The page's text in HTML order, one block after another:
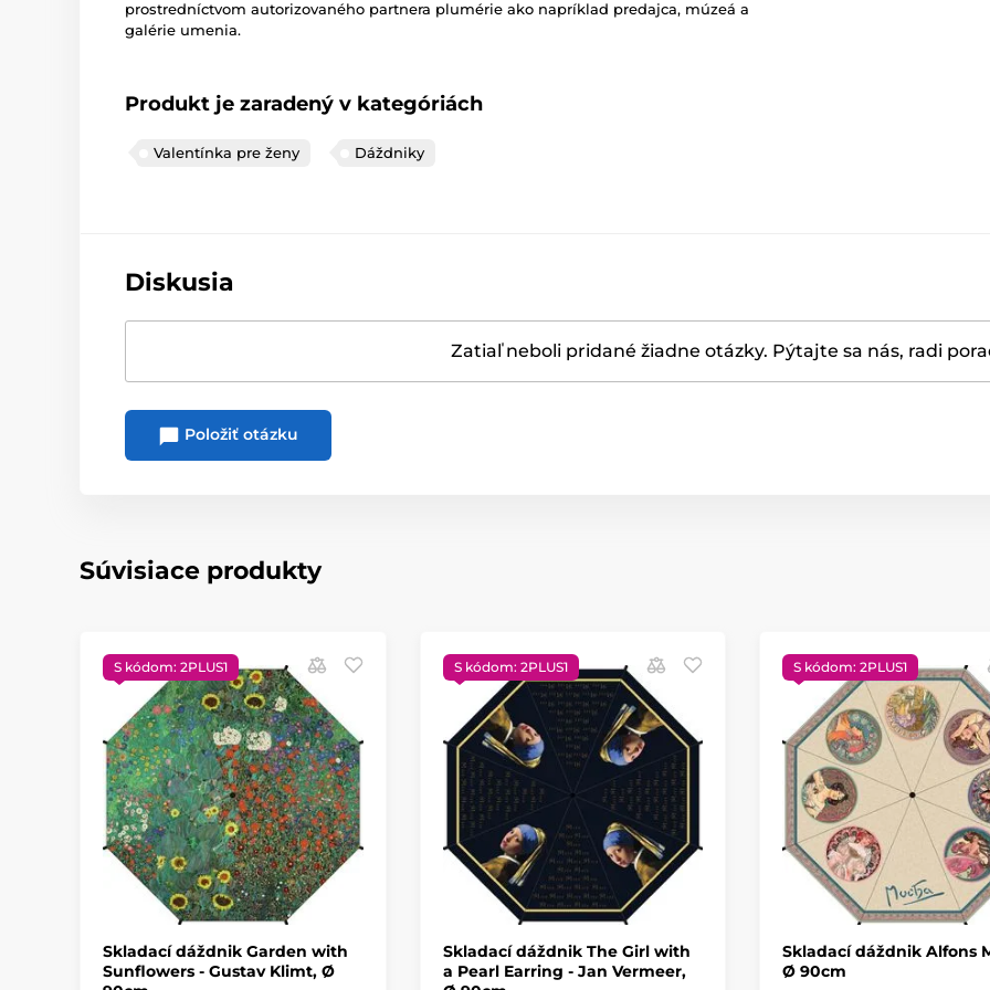
prostredníctvom autorizovaného partnera plumérie ako napríklad predajca, múzeá a
galérie umenia.
Produkt je zaradený v kategóriách
Valentínka pre ženy Dáždniky
Diskusia
Zatiaľ neboli pridané žiadne otázky. Pýtajte sa nás, radi
Položiť otázku
Súvisiace produkty
S kódom: 2PLUS1
Skladací dáždnik Garden with
Sunflowers - Gustav Klimt, Ø
S kódom: 2PLUS1
Skladací dáždnik The Girl with
a Pearl Earring - Jan Vermeer,
S kódom: 2PLUS1
Skladací dáždnik Alfons
Ø 90cm